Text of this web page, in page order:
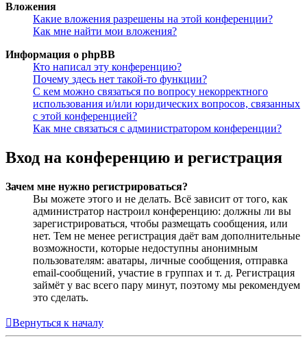
Вложения
Какие вложения разрешены на этой конференции?
Как мне найти мои вложения?
Информация о phpBB
Кто написал эту конференцию?
Почему здесь нет такой-то функции?
С кем можно связаться по вопросу некорректного
использования и/или юридических вопросов, связанных
с этой конференцией?
Как мне связаться с администратором конференции?
Вход на конференцию и регистрация
Зачем мне нужно регистрироваться?
Вы можете этого и не делать. Всё зависит от того, как
администратор настроил конференцию: должны ли вы
зарегистрироваться, чтобы размещать сообщения, или
нет. Тем не менее регистрация даёт вам дополнительные
возможности, которые недоступны анонимным
пользователям: аватары, личные сообщения, отправка
email-сообщений, участие в группах и т. д. Регистрация
займёт у вас всего пару минут, поэтому мы рекомендуем
это сделать.
Вернуться к началу